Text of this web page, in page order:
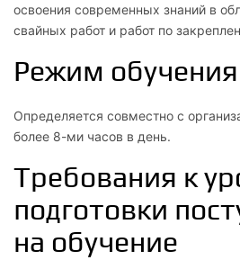
освоения современных знаний в
свайных работ и работ по
Режим обучения
Определяется совместно с
более 8-ми часов в день.
Требования к
подготовки
на обучение